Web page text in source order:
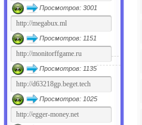
Просмотров: 3001
Просмотров: 1151
Просмотров: 1135
Просмотров: 1025